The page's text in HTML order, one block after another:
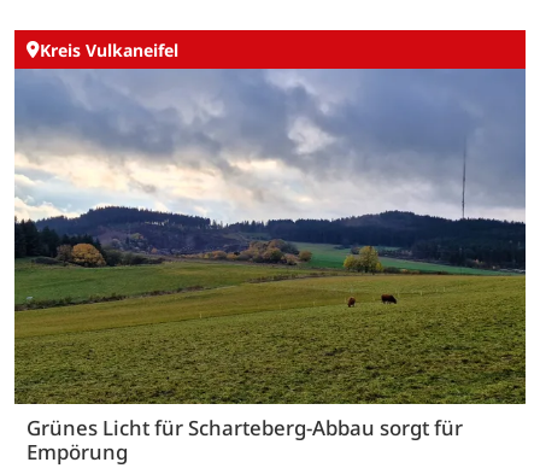
Kreis Vulkaneifel
Grünes Licht für Scharteberg-Abbau sorgt für
Empörung